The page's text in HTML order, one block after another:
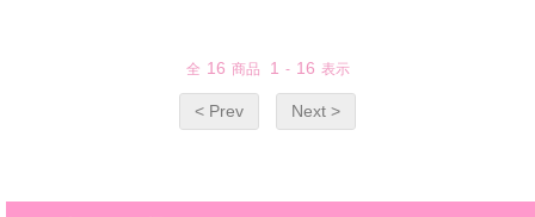
全 16 商品 1 - 16 表示
< Prev Next >